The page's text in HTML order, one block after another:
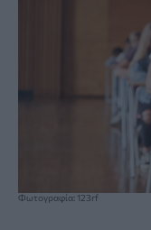
Φωτογραφία: 123rf